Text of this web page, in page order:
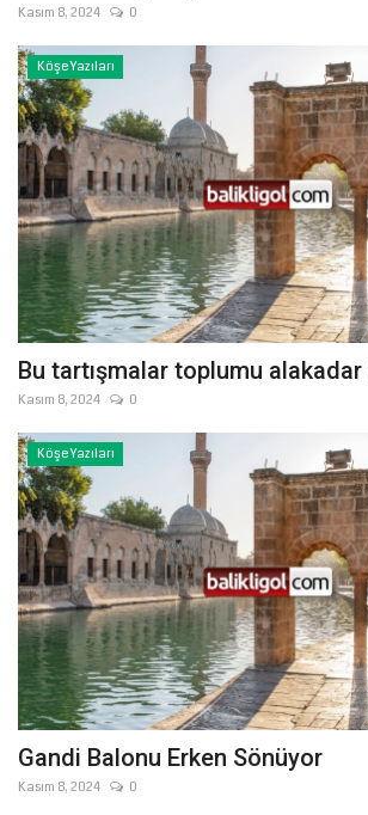
Kasım 8, 2024 0
Köşe Yazıları
Bu tartışmalar toplumu
Kasım 8, 2024 0
Köşe Yazıları
Gandi Balonu Erken Sönüyor
Kasım 8, 2024 0